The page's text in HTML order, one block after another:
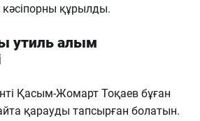
құрылды.
утиль алым
Қасым-Жомарт Тоқаев бұған
қарауды тапсырған болатын.